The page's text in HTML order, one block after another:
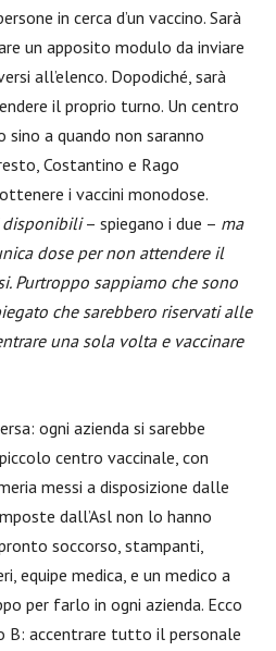
in cerca d’un vaccino. Sarà
un apposito modulo da inviare
all’elenco. Dopodiché, sarà
il proprio turno. Un centro
sino a quando non saranno
Costantino e Rago
i vaccini monodose.
disponibili– spiegano i due – ma
dose per non attendere il
Purtroppo sappiamo che sono
che sarebbero riservati alle
una sola volta e vaccinare
ogni azienda si sarebbe
centro vaccinale, con
messi a disposizione dalle
dall’Asl non lo hanno
soccorso, stampanti,
equipe medica, e un medico a
per farlo in ogni azienda. Ecco
B: accentrare tutto il personale